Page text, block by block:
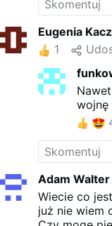
Eugenia
1
wojnę
Adam Walter
Wiecie co
już nie wiem